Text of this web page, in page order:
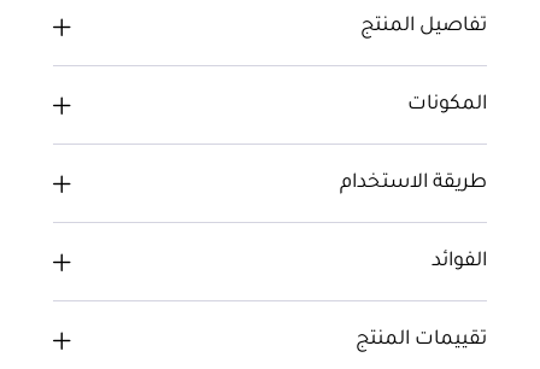
تفاصيل المنتج
المكونات
طريقة الاستخدام
الفوائد
تقييمات المنتج